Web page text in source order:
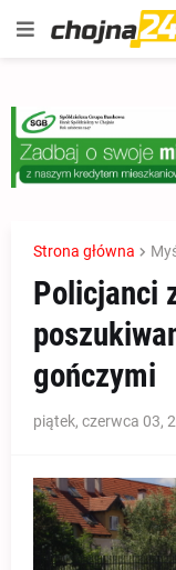
Strona główna
Policjanci
gończymi
piątek, czerwca 03,